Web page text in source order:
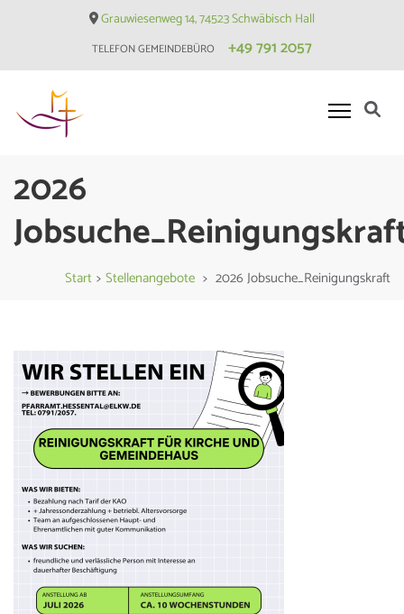
Grauwiesenweg 14, 74523 Schwäbisch Hall
TELEFON GEMEINDEBÜRO +49 791 2057
Hessental
2026
Start > Stellenangebote > 2026 Jobsuche_Reinigungskraft